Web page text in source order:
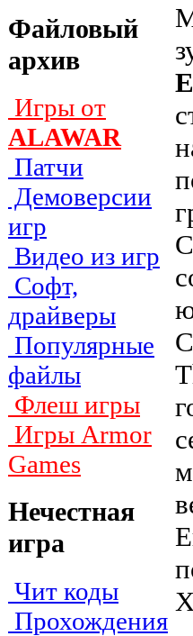
Файловый
архив
Игры от
ALAWAR
Патчи
Демоверсии
игр
Видео из игр
Софт,
драйверы
Популярные
файлы
Флеш игры
Игры Armor
Games
Нечестная
игра
Чит коды
Прохождения